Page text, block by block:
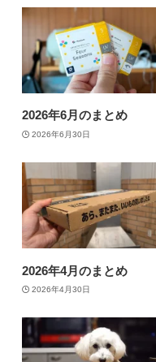
2026年6月のまとめ
2026年6月30日
2026年4月のまとめ
2026年4月30日